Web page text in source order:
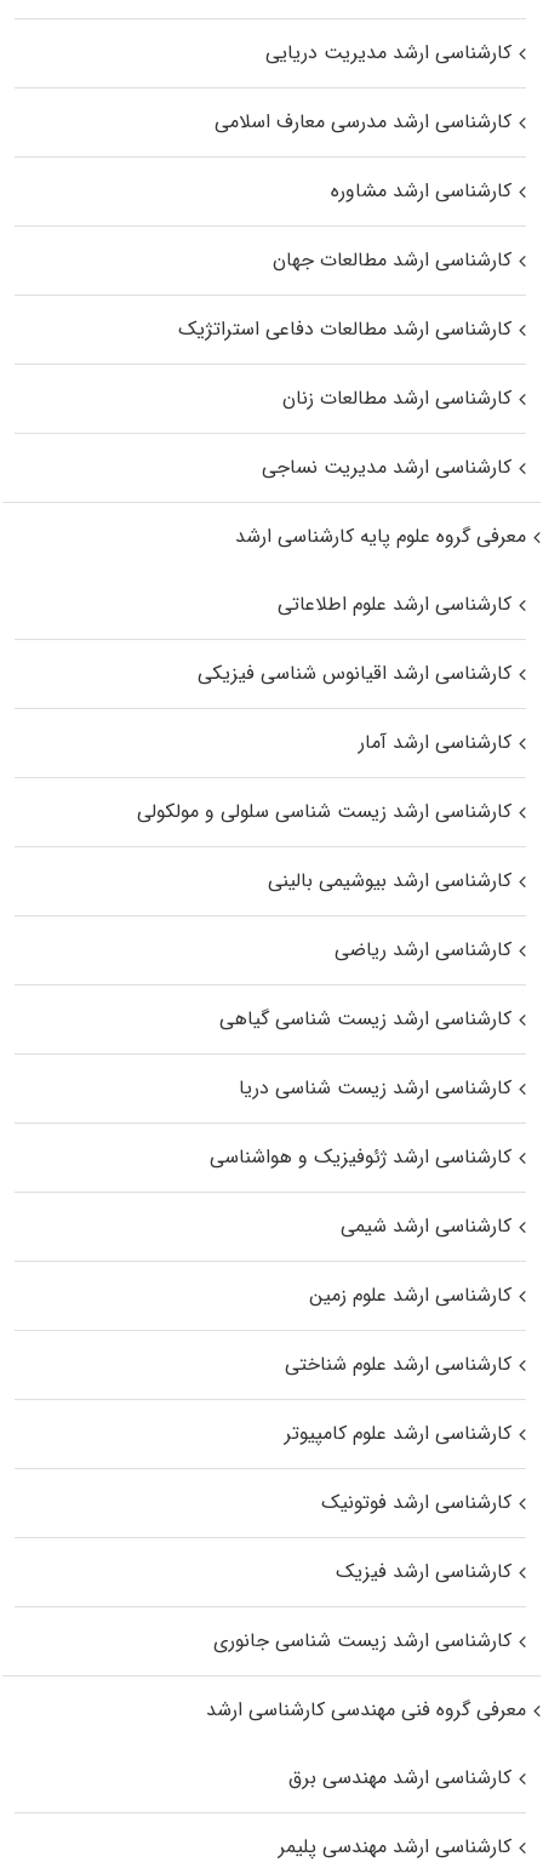
کارشناسی ارشد مدیریت دریایی
کارشناسی ارشد مدرسی معارف اسلامی
کارشناسی ارشد مشاوره
کارشناسی ارشد مطالعات جهان
کارشناسی ارشد مطالعات دفاعی استراتژیک
کارشناسی ارشد مطالعات زنان
کارشناسی ارشد مدیریت نساجی
معرفی گروه علوم پایه کارشناسی ارشد
کارشناسی ارشد علوم اطلاعاتی
کارشناسی ارشد اقیانوس‌ شناسی فیزیکی
کارشناسی ارشد آمار
کارشناسی ارشد زیست شناسی سلولی و مولکولی
کارشناسی ارشد بیوشیمی بالینی
کارشناسی ارشد ریاضی
کارشناسی ارشد زیست‌ شناسی گیاهی
کارشناسی ارشد زیست‌ شناسی دریا
کارشناسی ارشد ژئوفیزیک و هواشناسی
کارشناسی ارشد شیمی
کارشناسی ارشد علوم زمین
کارشناسی ارشد علوم شناختی
کارشناسی ارشد علوم کامپیوتر
کارشناسی ارشد فوتونیک
کارشناسی ارشد فیزیک
کارشناسی ارشد زیست‌ شناسی جانوری
معرفی گروه فنی مهندسی کارشناسی ارشد
کارشناسی ارشد مهندسی برق
کارشناسی ارشد مهندسی پلیمر